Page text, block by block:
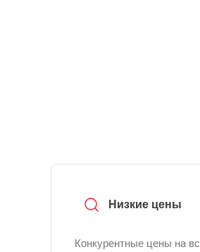
Низкие цены
Конкурентные цены на